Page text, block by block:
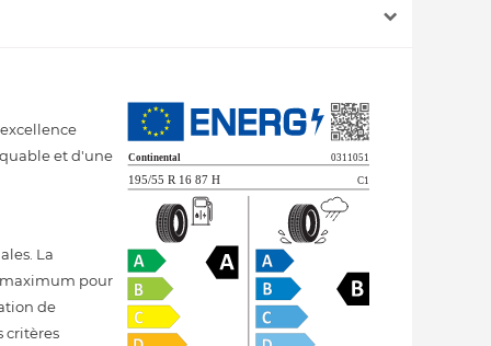
et d'une
La
maximum pour
de
critères